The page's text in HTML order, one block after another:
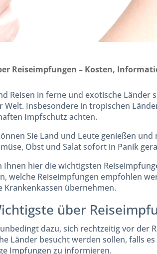
Reiseimpfungen – Kosten,
Reisen in ferne und exotische
Welt. Insbesondere in tropischen
Impfschutz achten.
Sie Land und Leute genießen
Obst und Salat sofort in Panik
Ihnen hier die wichtigsten
welche Reiseimpfungen empfohlen
Krankenkassen übernehmen.
über
dazu, sich rechtzeitig vor der
Länder besucht werden sollen, falls
Impfungen zu informieren.